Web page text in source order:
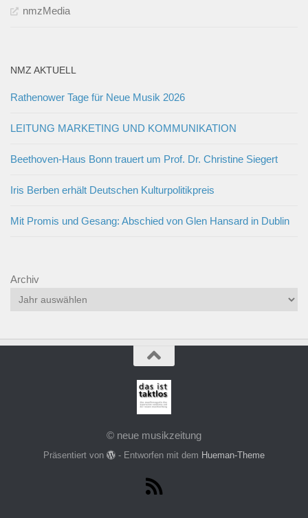
nmzMedia
NMZ AKTUELL
Rathenower Tage für Neue Musik 2026
LEITUNG MARKETING UND KOMMUNIKATION
Beethoven-Haus Bonn trauert um Prof. Dr. Christine Siegert
Iris Berben erhält Deutschen Kulturpolitikpreis
Mit Promis und Gesang: Abschied von Glen Hansard in Dublin
Archiv
© neue musikzeitung
Präsentiert von - Entworfen mit dem Hueman-Theme